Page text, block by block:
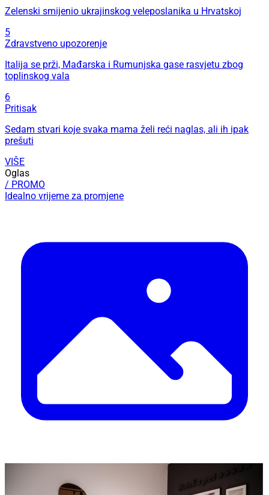
Zelenski smijenio ukrajinskog veleposlanika u Hrvatskoj
5
Zdravstveno upozorenje
Italija se prži, Mađarska i Rumunjska gase rasvjetu zbog
toplinskog vala
6
Pritisak
Sedam stvari koje svaka mama želi reći naglas, ali ih ipak
prešuti
VIŠE
Oglas
/ PROMO
Idealno vrijeme za promjene